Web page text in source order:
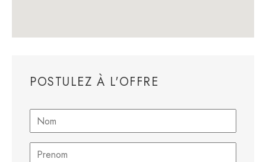
POSTULEZ À L'OFFRE